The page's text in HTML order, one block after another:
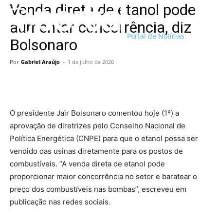
Portal de Notícias
Venda direta de etanol pode
aumentar concorrência, diz
Bolsonaro
Por Gabriel Araújo - 1 de julho de 2020
O presidente Jair Bolsonaro comentou hoje (1º) a
aprovação de diretrizes pelo Conselho Nacional de
Política Energética (CNPE) para que o etanol possa ser
vendido das usinas diretamente para os postos de
combustíveis. “A venda direta de etanol pode
proporcionar maior concorrência no setor e baratear o
preço dos combustíveis nas bombas”, escreveu em
publicação nas redes sociais.